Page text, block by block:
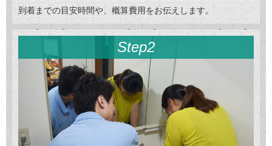
到着までの目安時間や、概算費用をお伝えします。
Step2